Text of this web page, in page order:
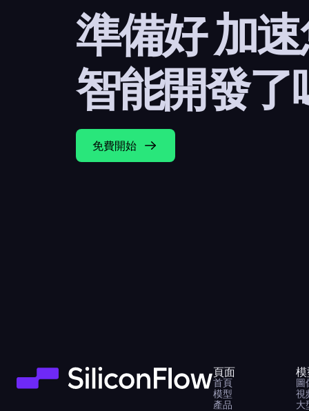
準備好 加
智能開發了
免費開始
頁面
首頁
模型
產品
圖
視
大